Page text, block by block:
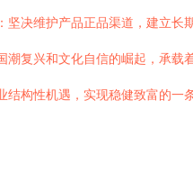
：坚决维护产品正品渠道，建立长
潮复兴和文化自信的崛起，承载
结构性机遇，实现稳健致富的一